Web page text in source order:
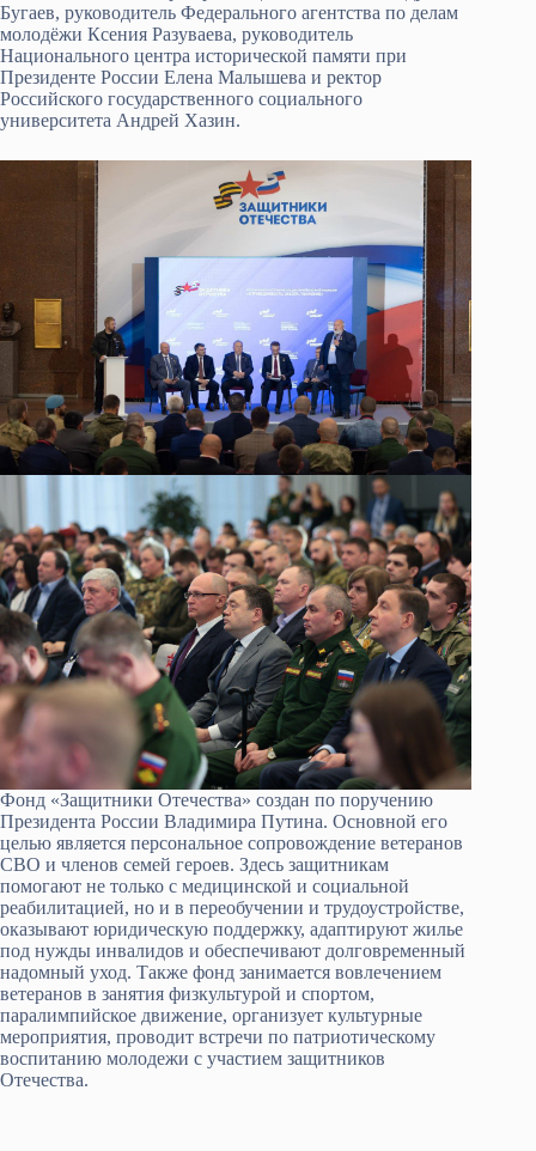
Бугаев, руководитель Федерального агентства по делам
молодёжи Ксения Разуваева, руководитель
Национального центра исторической памяти при
Президенте России Елена Малышева и ректор
Российского государственного социального
университета Андрей Хазин.
Фонд «Защитники Отечества» создан по поручению
Президента России Владимира Путина. Основной его
целью является персональное сопровождение ветеранов
СВО и членов семей героев. Здесь защитникам
помогают не только с медицинской и социальной
реабилитацией, но и в переобучении и трудоустройстве,
оказывают юридическую поддержку, адаптируют жилье
под нужды инвалидов и обеспечивают долговременный
надомный уход. Также фонд занимается вовлечением
ветеранов в занятия физкультурой и спортом,
паралимпийское движение, организует культурные
мероприятия, проводит встречи по патриотическому
воспитанию молодежи с участием защитников
Отечества.